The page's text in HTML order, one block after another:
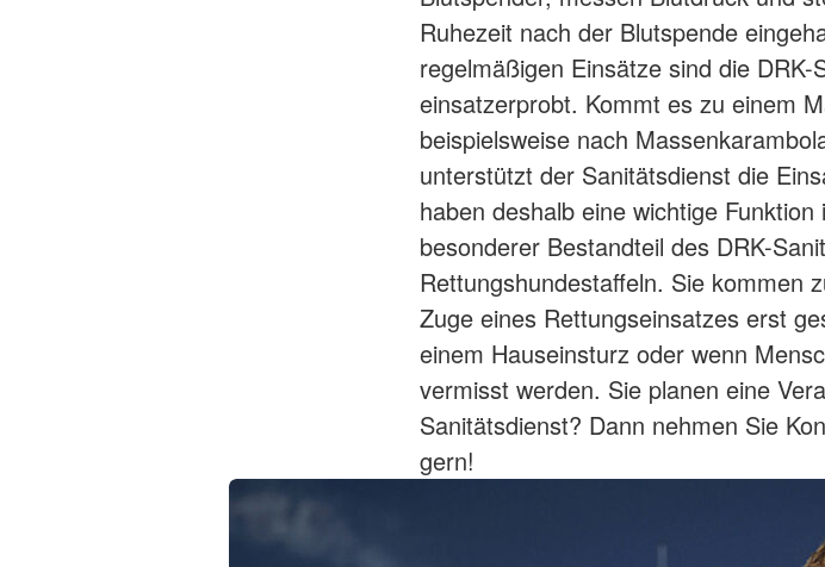
Ruhezeit nach der Blutspende
regelmäßigen Einsätze sind die
einsatzerprobt. Kommt es zu einem
beispielsweise nach
unterstützt der Sanitätsdienst die
haben deshalb eine wichtige
besonderer Bestandteil des DRK-
Rettungshundestaffeln. Sie kommen
Zuge eines Rettungseinsatzes erst
einem Hauseinsturz oder wenn
vermisst werden. Sie planen eine
Sanitätsdienst? Dann nehmen Sie
gern!